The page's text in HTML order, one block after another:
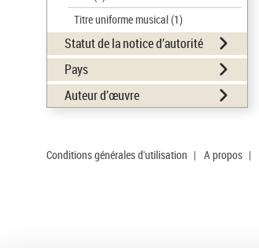
Titre uniforme musical(1)
Statut de la notice d’autorité
Pays
Auteur d’œuvre
Conditions générales d'utilisation | A propos |